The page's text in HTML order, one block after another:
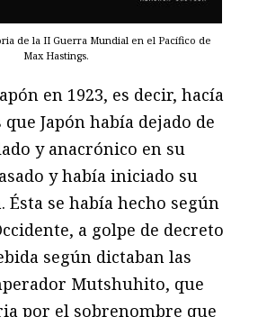
de la II Guerra Mundial en el Pacífico de
Max Hastings.
en 1923, es decir, hacía
que Japón había dejado de
y anacrónico en su
y había iniciado su
se había hecho según
a golpe de decreto
según dictaban las
Mutshuhito, que
por el sobrenombre que